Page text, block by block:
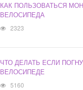
КАК ПОЛЬЗОВАТЬСЯ
ВЕЛОСИПЕДА
2323
ЧТО ДЕЛАТЬ ЕСЛИ
ВЕЛОСИПЕДЕ
5160